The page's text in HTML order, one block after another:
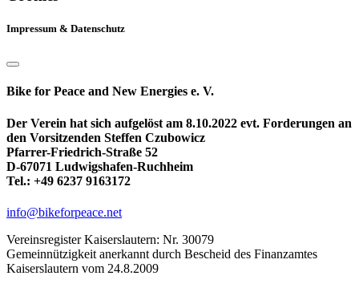
Impressum & Datenschutz
Bike for Peace and New Energies e. V.
Der Verein hat sich aufgelöst am 8.10.2022 evt. Forderungen an
den Vorsitzenden Steffen Czubowicz
Pfarrer-Friedrich-Straße 52
D-67071 Ludwigshafen-Ruchheim
Tel.: +49 6237 9163172
info@bikeforpeace.net
Vereinsregister Kaiserslautern: Nr. 30079
Gemeinnützigkeit anerkannt durch Bescheid des Finanzamtes
Kaiserslautern vom 24.8.2009